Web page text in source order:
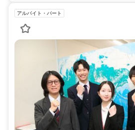
アルバイト・パート